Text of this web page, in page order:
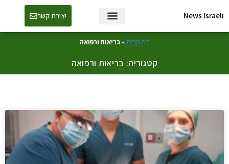
News Israeli יצירת קשר
דף הבית» בריאות ורפואה
קטגוריה: בריאות ורפואה